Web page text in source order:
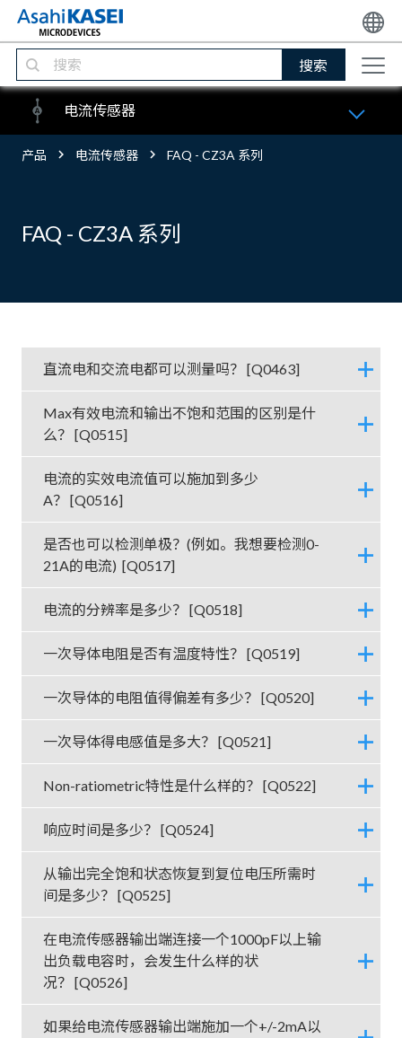
搜索
电流传感器
产品 电流传感器 FAQ - CZ3A 系列
FAQ - CZ3A 系列
直流电和交流电都可以测量吗？ [Q0463]
Max有效电流和输出不饱和范围的区别是什
么？ [Q0515]
电流的实效电流值可以施加到多少
A？ [Q0516]
是否也可以检测单极？(例如。我想要检测0-
21A的电流) [Q0517]
电流的分辨率是多少？ [Q0518]
一次导体电阻是否有温度特性？ [Q0519]
一次导体的电阻值得偏差有多少？ [Q0520]
一次导体得电感值是多大？ [Q0521]
Non-ratiometric特性是什么样的？ [Q0522]
响应时间是多少？ [Q0524]
从输出完全饱和状态恢复到复位电压所需时
间是多少？ [Q0525]
在电流传感器输出端连接一个1000pF以上输
出负载电容时，会发生什么样的状
况？ [Q0526]
如果给电流传感器输出端施加一个+/-2mA以